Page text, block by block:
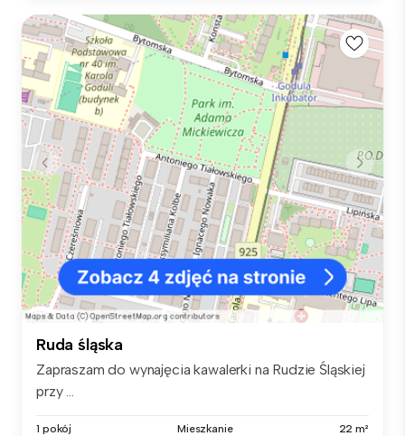
Ruda śląska
Zapraszam do wynajęcia kawalerki na Rudzie Śląskiej
przy ...
1 pokój Mieszkanie 22 m²